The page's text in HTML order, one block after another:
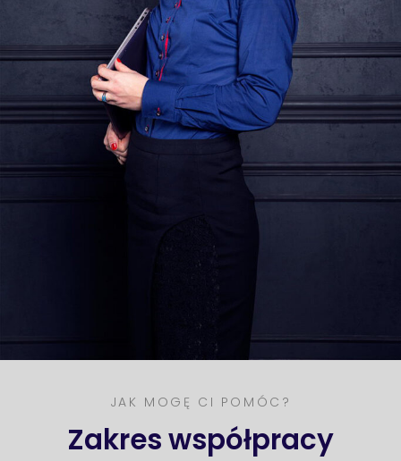
JAK MOGĘ CI POMÓC?
Zakres współpracy